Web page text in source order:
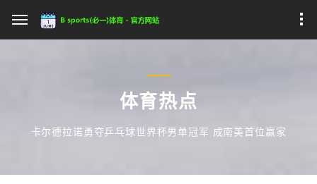
体育热点
卡尔德拉诺勇夺乒乓球世界杯男单冠军 成南美首位赢家